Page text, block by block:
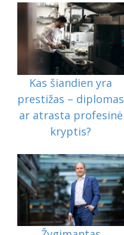
Kas šiandien yra
prestižas – diplomas
ar atrasta profesinė
kryptis?